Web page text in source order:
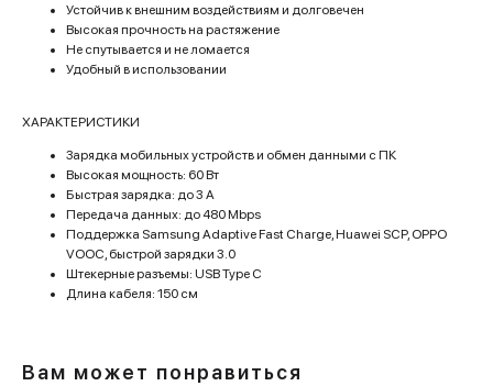
Устойчив к внешним воздействиям и долговечен
Высокая прочность на растяжение
Не спутывается и не ломается
Удобный в использовании
ХАРАКТЕРИСТИКИ
Зарядка мобильных устройств и обмен данными с ПК
Высокая мощность: 60 Вт
Быстрая зарядка: до 3 A
Передача данных: до 480 Mbps
Поддержка Samsung Adaptive Fast Charge, Huawei SCP, OPPO
VOOC, быстрой зарядки 3.0
Штекерные разъемы: USB Type C
Длина кабеля: 150 см
Вам может понравиться